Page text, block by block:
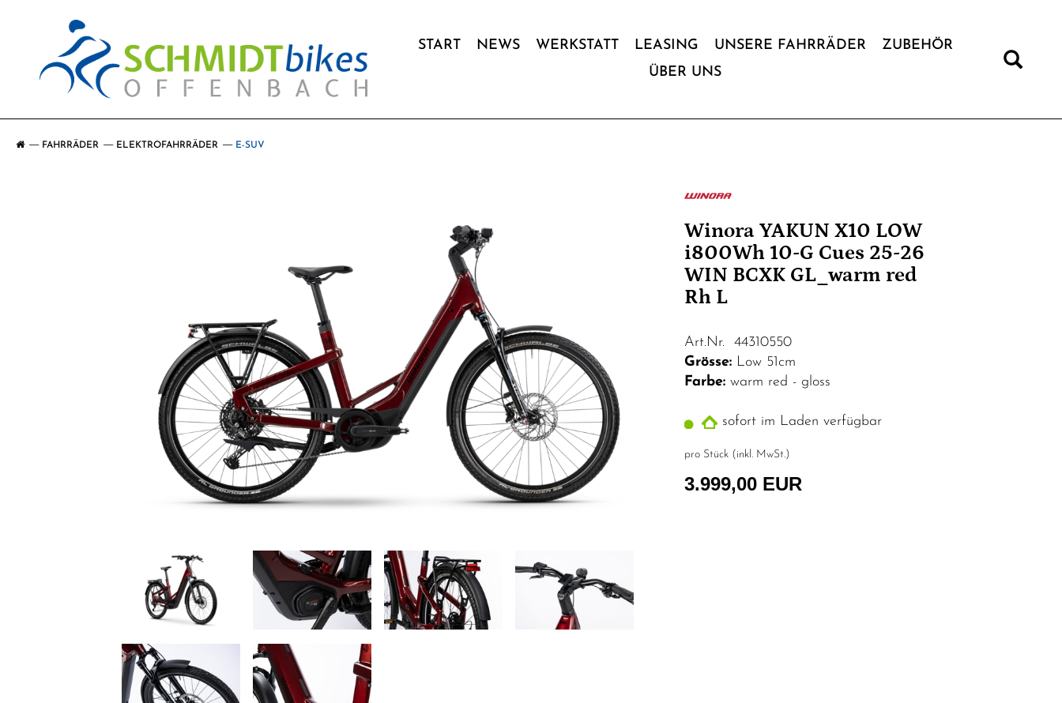
START NEWS WERKSTATT LEASING UNSERE FAHRRÄDER
ZUBEHÖR
ÜBER UNS
FAHRRÄDER ELEKTROFAHRRÄDER E-SUV
Winora YAKUN X10 LOW
i800Wh 10-G Cues 25-26
WIN BCXK GL_warm red
Rh L
Art.Nr. 44310550
Grösse: Low 51cm
Farbe: warm red - gloss
sofort im Laden verfügbar
pro Stück (inkl. MwSt.)
3.999,00 EUR